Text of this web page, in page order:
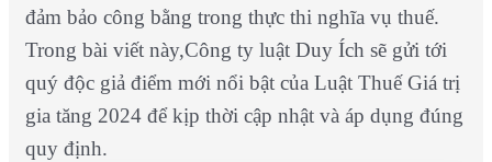
đảm bảo công bằng trong thực thi nghĩa vụ thuế.
Trong bài viết này,Công ty luật Duy Ích sẽ gửi tới
quý độc giả điểm mới nổi bật của Luật Thuế Giá trị
gia tăng 2024 để kịp thời cập nhật và áp dụng đúng
quy định.